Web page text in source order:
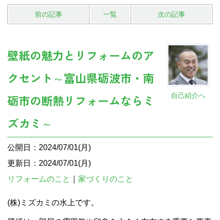
前の記事 一覧 次の記事
自己紹介へ
壁紙の魅力とリフォームのア
クセント～富山県砺波市・南
砺市の断熱リフォームならミ
ズカミ～
公開日：2024/07/01(月)
更新日：2024/07/01(月)
リフォームのこと
家づくりのこと
(株)ミズカミの水上です。